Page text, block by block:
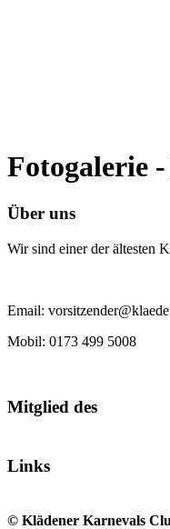
Fotogalerie
Über uns
Wir sind einer der ältesten
Email:
Mobil: 0173 499 5008
Mitglied des
Links
© Klädener Karnevals